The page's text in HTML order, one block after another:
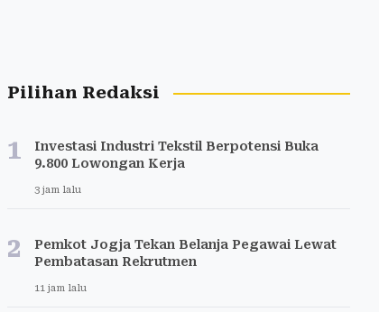
Pilihan Redaksi
1
Investasi Industri Tekstil Berpotensi Buka
9.800 Lowongan Kerja
3 jam lalu
2
Pemkot Jogja Tekan Belanja Pegawai Lewat
Pembatasan Rekrutmen
11 jam lalu